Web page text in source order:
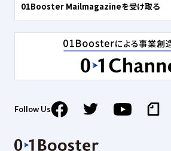
01Booster Mailmagazineを受け取る
Follow Us